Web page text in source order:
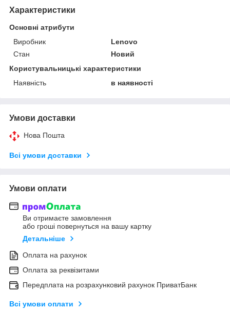
Характеристики
Основні атрибути
Виробник
Lenovo
Стан
Новий
Користувальницькі характеристики
Наявність
в наявності
Умови доставки
Нова Пошта
Всі умови доставки
Умови оплати
Ви отримаєте замовлення
або гроші повернуться на вашу картку
Детальніше
Оплата на рахунок
Оплата за реквізитами
Передплата на розрахунковий рахунок ПриватБанк
Всі умови оплати